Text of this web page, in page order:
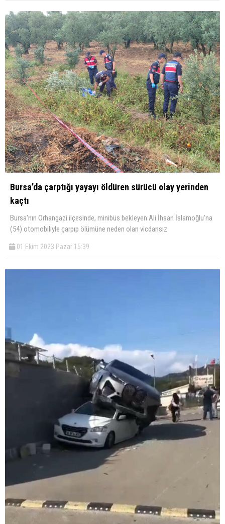
Bursa’da çarptığı yayayı öldüren sürücü olay yerinden
kaçtı
Bursa'nın Orhangazi ilçesinde, minibüs bekleyen Ali İhsan İslamoğlu'na
(54) otomobiliyle çarpıp ölümüne neden olan vicdansız
01 Ekim 2023 Pazar 15:39